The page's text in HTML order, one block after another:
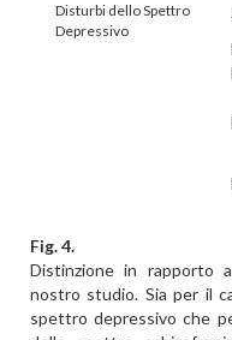
Disturbi dello Spettro
Depressivo
Fig. 4.
Distinzione in rapporto
nostro studio. Sia per il
spettro depressivo che